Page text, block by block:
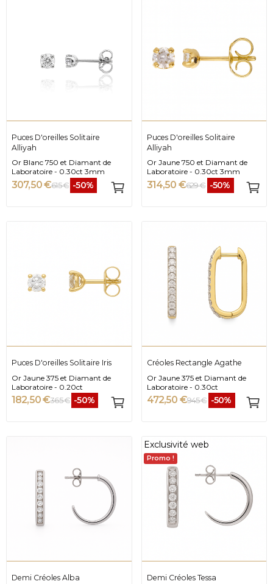
Puces D'oreilles Solitaire
Alliyah
Or Blanc 750 et Diamant de
Laboratoire - 0.30ct 3mm
307,50 €615 € -50%
Puces D'oreilles Solitaire
Alliyah
Or Jaune 750 et Diamant de
Laboratoire - 0.30ct 3mm
314,50 €629 € -50%
Puces D'oreilles Solitaire Iris
Or Jaune 375 et Diamant de
Laboratoire - 0.20ct
182,50 €365 € -50%
Créoles Rectangle Agathe
Or Jaune 375 et Diamant de
Laboratoire - 0.30ct
472,50 €945 € -50%
Demi Créoles Alba
Exclusivité web
Promo !
Demi Créoles Tessa